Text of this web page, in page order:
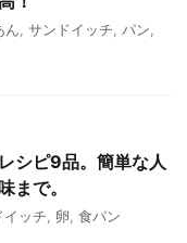
ん サンドイッチ パン
シピ9品。簡単な人
まで。
イッチ 卵 食パン